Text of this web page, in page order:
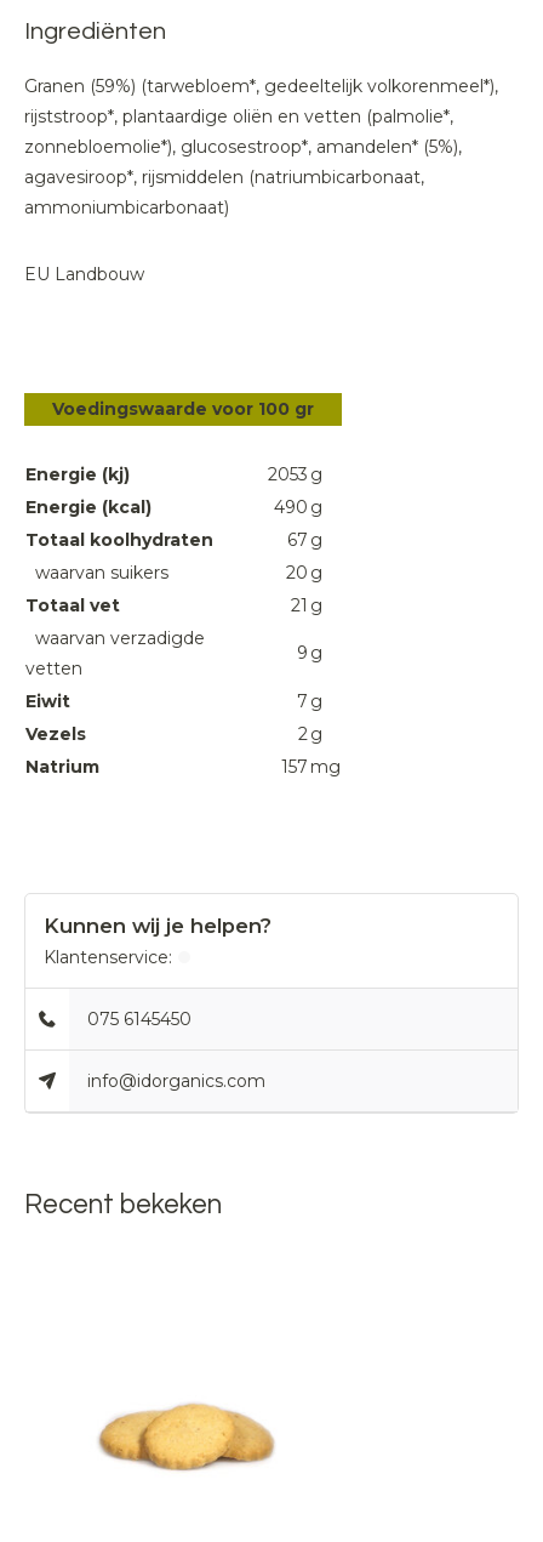
Ingrediënten
Granen (59%) (tarwebloem*, gedeeltelijk volkorenmeel*),
rijststroop*, plantaardige oliën en vetten (palmolie*,
zonnebloemolie*), glucosestroop*, amandelen* (5%),
agavesiroop*, rijsmiddelen (natriumbicarbonaat,
ammoniumbicarbonaat)
EU Landbouw
Voedingswaarde voor 100 gr
Energie (kj) 2053 g
Energie (kcal)
490 g
Totaal koolhydraten
67 g
waarvan suikers
20 g
Totaal vet
21 g
waarvan verzadigde
vetten
9 g
Eiwit 7 g
Vezels
2g
Natrium
157 mg
Kunnen wij je helpen?
Klantenservice:
075 6145450
info@idorganics.com
Recent bekeken